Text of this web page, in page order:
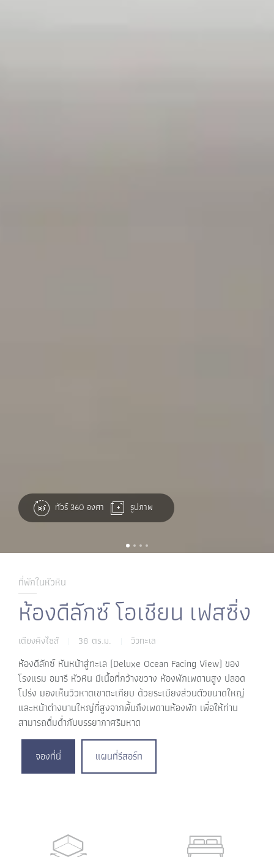
ที่พักในหัวหิน
ห้องดีลักซ์ โอเชียน เฟสซิ่ง
เตียงคิงไซส์ 38 ตร.ม. วิวทะเล
ห้องดีลักซ์ หันหน้าสู่ทะเล (Deluxe Ocean Facing View) ของ
โรงแรม อมารี หัวหิน มีเนื้อที่กว้างขวาง ห้องพักเพดานสูง ปลอด
โปร่ง มองเห็นวิวหาดเขาตะเกียบ ด้วยระเบียงส่วนตัวขนาดใหญ่
และหน้าต่างบานใหญ่ที่สูงจากพื้นถึงเพดานห้องพัก เพื่อให้ท่าน
สามารถดื่มด่ำกับบรรยากาศริมหาด
จองที่นี่ แผนที่รีสอร์ท
ทัวร์ 360 องศา รูปภาพ